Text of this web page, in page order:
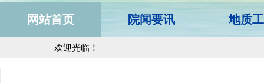
网站首页 院闻要讯 地质
欢迎光临！